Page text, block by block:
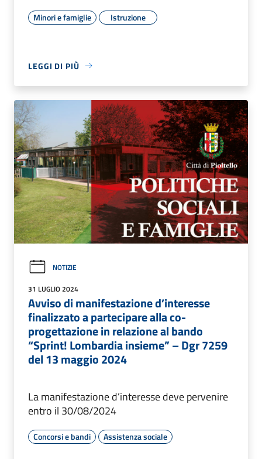
Minori e famiglie Istruzione
LEGGI DI PIÙ
NOTIZIE
31 LUGLIO 2024
Avviso di manifestazione d’interesse
finalizzato a partecipare alla co-
progettazione in relazione al bando
“Sprint! Lombardia insieme” – Dgr 7259
del 13 maggio 2024
La manifestazione d’interesse deve pervenire
entro il 30/08/2024
Concorsi e bandi Assistenza sociale